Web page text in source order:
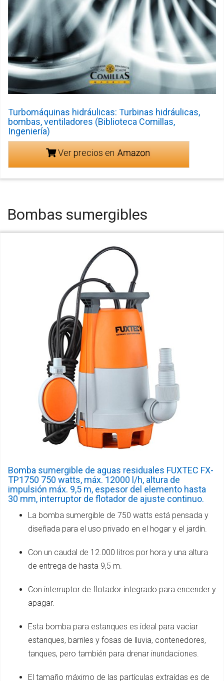
Turbomáquinas hidráulicas: Turbinas hidráulicas,
bombas, ventiladores (Biblioteca Comillas,
Ingeniería)
Ver precios en
Bombas sumergibles
Bomba sumergible de aguas residuales FUXTEC FX-
TP1750 750 watts, máx. 12000 l/h, altura de
impulsión máx. 9,5 m, espesor del elemento hasta
30 mm, interruptor de flotador de ajuste continuo.
La bomba sumergible de 750 watts está pensada y
diseñada para el uso privado en el hogar y el jardín.
Con un caudal de 12.000 litros por hora y una altura
de entrega de hasta 9,5 m.
Con interruptor de flotador integrado para encender y
apagar.
Esta bomba para estanques es ideal para vaciar
estanques, barriles y fosas de lluvia, contenedores,
tanques, pero también para drenar inundaciones.
El tamaño máximo de las partículas extraídas es de